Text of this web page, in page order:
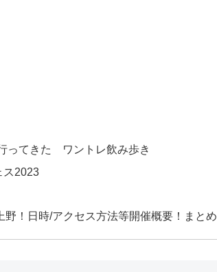
ってきた ワントレ飲み歩き
ス2023
！日時/アクセス方法等開催概要！まとめ